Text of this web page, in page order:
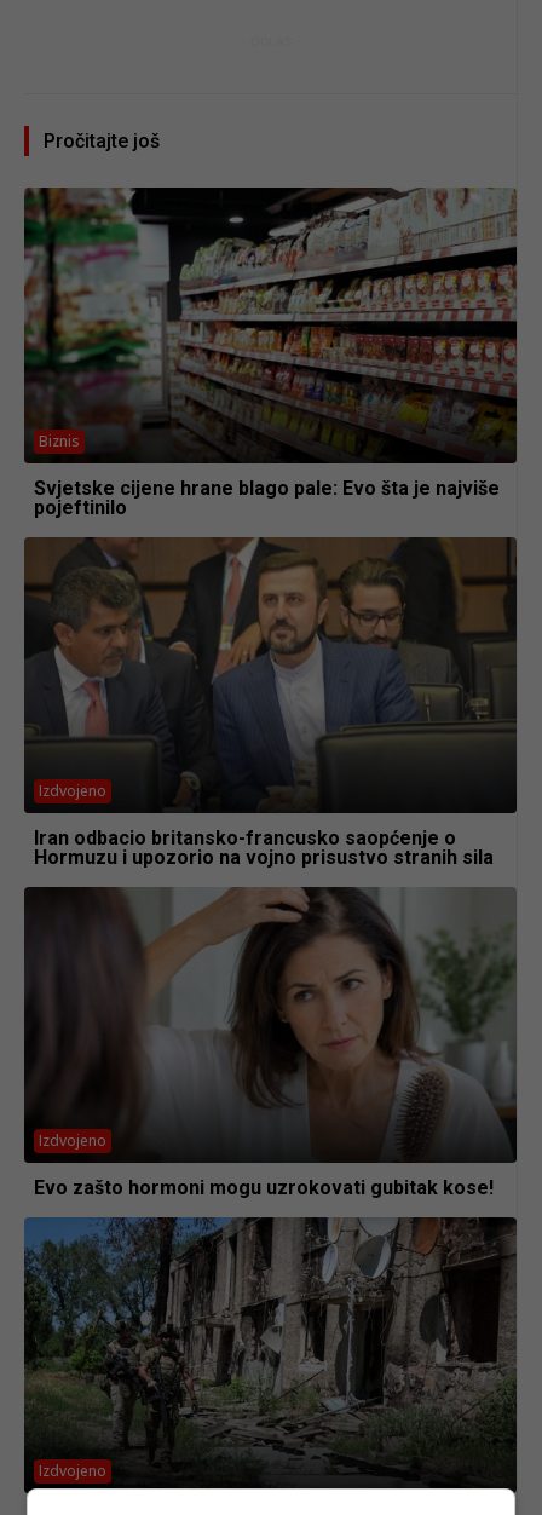
Pročitajte još
Biznis
Svjetske cijene hrane blago pale: Evo šta je najviše
pojeftinilo
Izdvojeno
Iran odbacio britansko-francusko saopćenje o
Hormuzu i upozorio na vojno prisustvo stranih sila
Izdvojeno
Evo zašto hormoni mogu uzrokovati gubitak kose!
Izdvojeno